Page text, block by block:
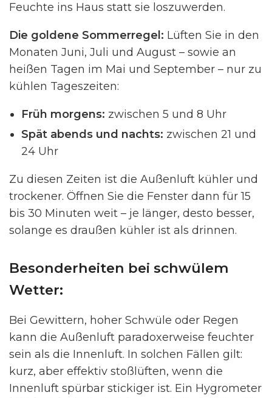
Feuchte ins Haus statt sie loszuwerden.
Die goldene Sommerregel: Lüften Sie in den
Monaten Juni, Juli und August – sowie an
heißen Tagen im Mai und September – nur zu
kühlen Tageszeiten:
Früh morgens: zwischen 5 und 8 Uhr
Spät abends und nachts: zwischen 21 und
24 Uhr
Zu diesen Zeiten ist die Außenluft kühler und
trockener. Öffnen Sie die Fenster dann für 15
bis 30 Minuten weit – je länger, desto besser,
solange es draußen kühler ist als drinnen.
Besonderheiten bei schwülem
Wetter:
Bei Gewittern, hoher Schwüle oder Regen
kann die Außenluft paradoxerweise feuchter
sein als die Innenluft. In solchen Fällen gilt:
kurz, aber effektiv stoßlüften, wenn die
Innenluft spürbar stickiger ist. Ein Hygrometer